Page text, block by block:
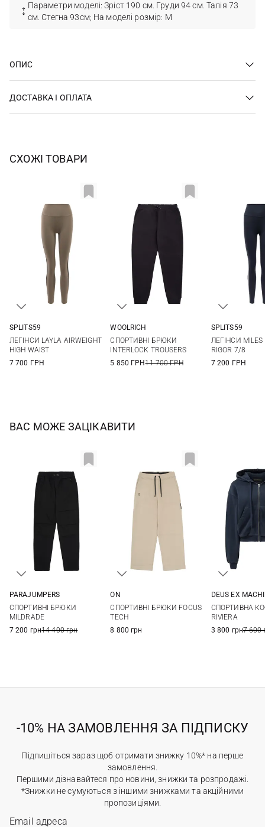
Параметри моделі: Зріст 190 см. Груди 94 см. Талія 73
см. Стегна 93см; На моделі розмір: M
ОПИС
ДОСТАВКА І ОПЛАТА
СХОЖІ ТОВАРИ
XL
SPLITS59
ЛЕГІНСИ LAYLA AIRWEIGHT
HIGH WAIST
7 700 ГРН
XL
WOOLRICH
СПОРТИВНІ БРЮКИ
INTERLOCK TROUSERS
5 850 ГРН11 700 ГРН
SPLITS59
ЛЕГІНСИ MILES
RIGOR 7/8
7 200 ГРН
ВАС МОЖЕ ЗАЦІКАВИТИ
PARAJUMPERS
СПОРТИВНІ БРЮКИ
MILDRADE
7 200 грн14 400 грн
ON
СПОРТИВНІ БРЮКИ FOCUS
TECH
8 800 грн
XL
DEUS EX
СПОРТИВНА
RIVIERA
3 800 грн7 600
-10% НА ЗАМОВЛЕННЯ ЗА ПІДПИСКУ
Підпишіться зараз щоб отримати знижку 10%* на перше
замовлення.
Першими дізнавайтеся про новини, знижки та розпродажі.
*Знижки не сумуються з іншими знижками та акційними
пропозиціями.